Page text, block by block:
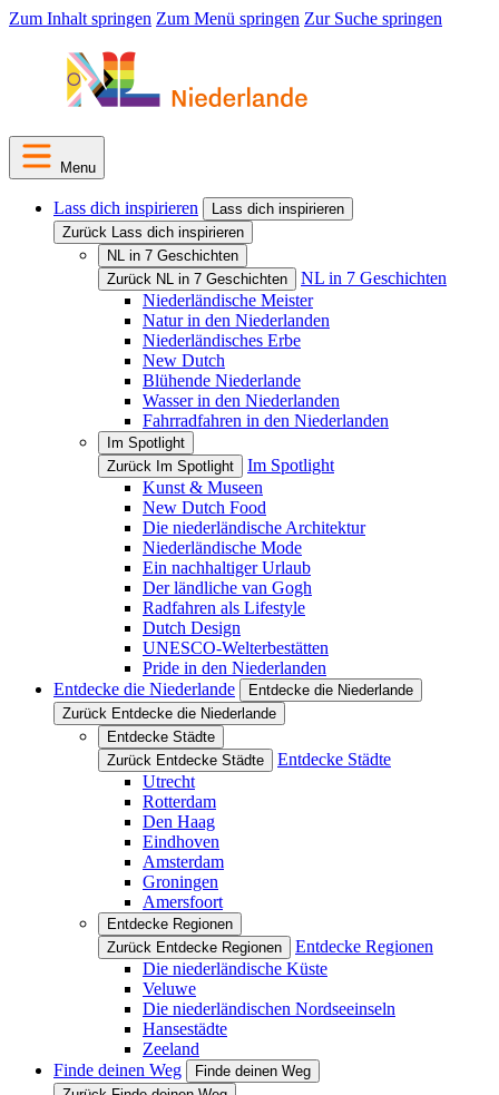
Zum Inhalt springen Zum Menü springen Zur Suche springen
Menu
Lass dich inspirieren
Lass dich inspirieren
Zurück Lass dich inspirieren
NL in 7 Geschichten
Zurück NL in 7 Geschichten
NL in 7 Geschichten
Niederländische Meister
Natur in den Niederlanden
Niederländisches Erbe
New Dutch
Blühende Niederlande
Wasser in den Niederlanden
Fahrradfahren in den Niederlanden
Im Spotlight
Zurück Im Spotlight
Im Spotlight
Kunst & Museen
New Dutch Food
Die niederländische Architektur
Niederländische Mode
Ein nachhaltiger Urlaub
Der ländliche van Gogh
Radfahren als Lifestyle
Dutch Design
UNESCO-Welterbestätten
Pride in den Niederlanden
Entdecke die Niederlande
Entdecke die Niederlande
Zurück Entdecke die Niederlande
Entdecke Städte
Zurück Entdecke Städte
Entdecke Städte
Utrecht
Rotterdam
Den Haag
Eindhoven
Amsterdam
Groningen
Amersfoort
Entdecke Regionen
Zurück Entdecke Regionen
Entdecke Regionen
Die niederländische Küste
Veluwe
Die niederländischen Nordseeinseln
Hansestädte
Zeeland
Finde deinen Weg
Finde deinen Weg